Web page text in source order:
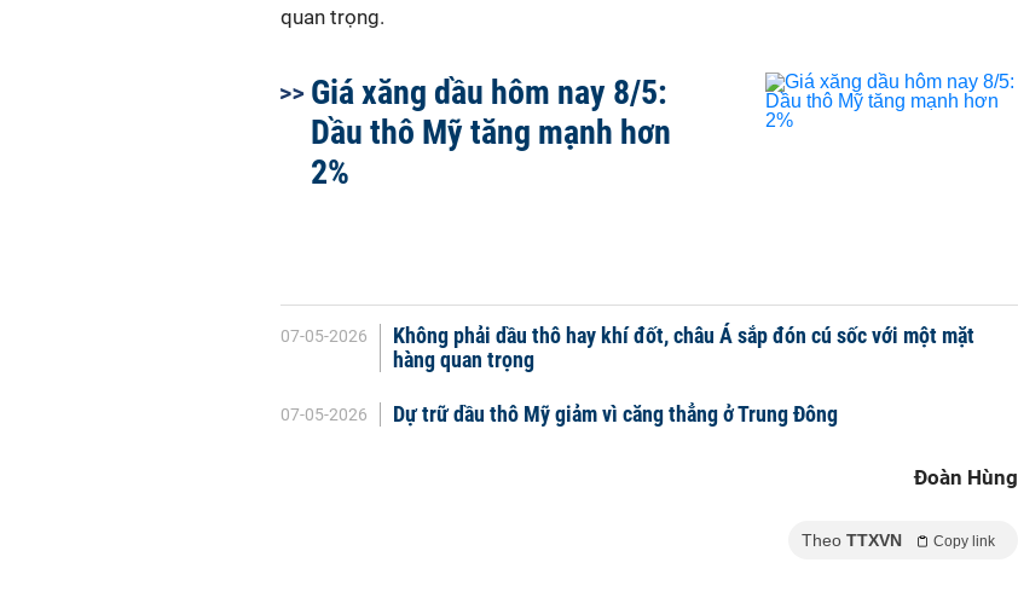
quan trọng.
Giá xăng dầu hôm nay 8/5:
Dầu thô Mỹ tăng mạnh hơn
2%
07-05-2026
Không phải dầu thô hay khí đốt, châu Á sắp đón cú sốc với một mặt
hàng quan trọng
07-05-2026 Dự trữ dầu thô Mỹ giảm vì căng thẳng ở Trung Đông
Đoàn Hùng
Theo TTXVN Copy link